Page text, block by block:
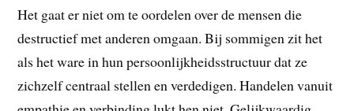
Het gaat er niet om te oordelen over de mensen die
destructief met anderen omgaan. Bij sommigen zit het
als het ware in hun persoonlijkheidsstructuur dat ze
zichzelf centraal stellen en verdedigen. Handelen vanuit